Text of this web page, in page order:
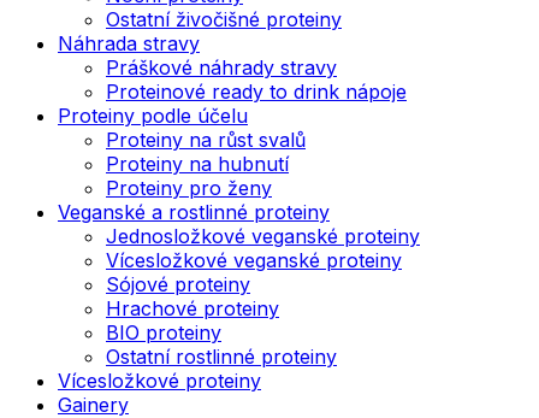
Ostatní živočišné proteiny
Náhrada stravy
Práškové náhrady stravy
Proteinové ready to drink nápoje
Proteiny podle účelu
Proteiny na růst svalů
Proteiny na hubnutí
Proteiny pro ženy
Veganské a rostlinné proteiny
Jednosložkové veganské proteiny
Vícesložkové veganské proteiny
Sójové proteiny
Hrachové proteiny
BIO proteiny
Ostatní rostlinné proteiny
Vícesložkové proteiny
Gainery